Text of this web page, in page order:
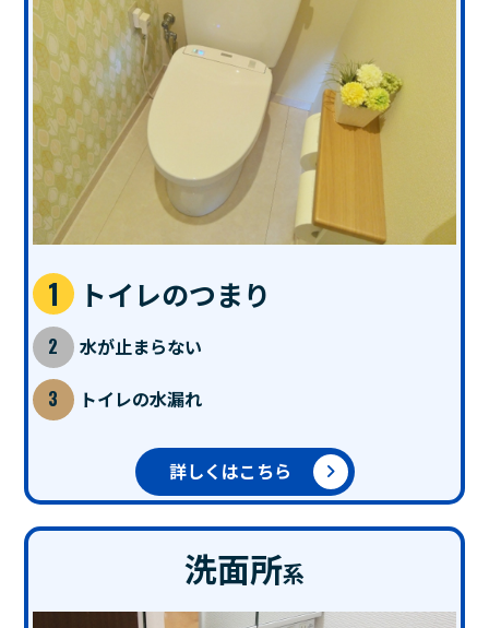
トイレのつまり
水が止まらない
トイレの水漏れ
詳しくはこちら
洗面所系